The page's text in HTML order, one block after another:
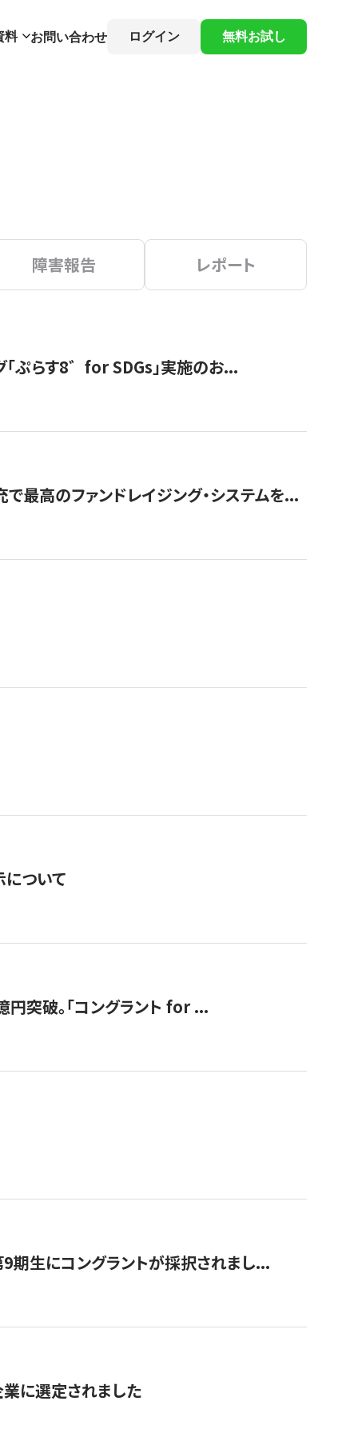
料 お問い合わせ ログイン 無料お試し
障害報告 レポート
ぷらす8゛for SDGs」実施のお...
最高のファンドレイジング・システムを...
ついて
突破。「コングラント for ...
9期生にコングラントが採択されまし...
に選定されました